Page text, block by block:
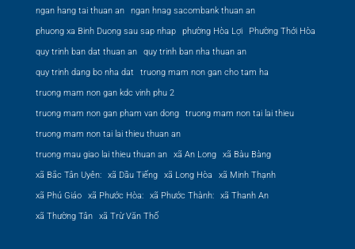
ngan hang tai thuan an
ngan hnag sacombank thuan an
phuong xa Binh Duong sau sap nhap
phường Hòa Lợi
Phường Thới Hòa
quy trinh ban dat thuan an
quy trinh ban nha thuan an
quy trinh dang bo nha dat
truong mam non gan cho tam ha
truong mam non gan kdc vinh phu 2
truong mam non gan pham van dong
truong mam non tai lai thieu
truong mam non tai lai thieu thuan an
truong mau giao lai thieu thuan an
xã An Long
xã Bàu Bàng
xã Bắc Tân Uyên:
xã Dầu Tiếng xã Long Hòa
xã Minh Thạnh
xã Phú Giáo
xã Phước Hòa: xã Phước Thành:
xã Thanh An
xã Thường Tân
xã Trừ Văn Thố